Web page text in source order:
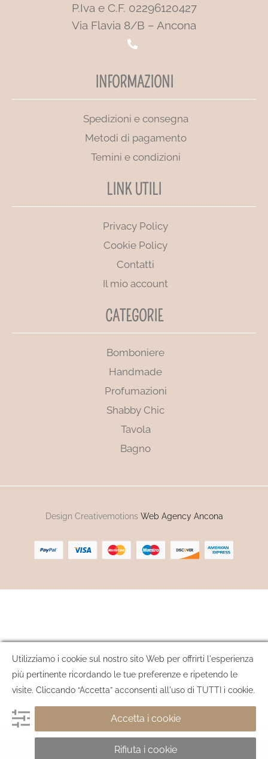
AGGIUNGI AL CARRELLO
P.Iva e C.F. 02296120427
Via Flavia 8/B – Ancona
INFORMAZIONI
Spedizioni e consegna
Metodi di pagamento
Temini e condizioni
LINK UTILI
Privacy Policy
Cookie Policy
Contatti
Il mio account
CATEGORIE
Bomboniere
Handmade
Profumazioni
Shabby Chic
Tavola
Bagno
Design Creativemotions Web Agency Ancona
Utilizziamo i cookie sul nostro sito Web per offrirti l'esperienza
più pertinente ricordando le tue preferenze e ripetendo le
visite. Cliccando “Accetta” acconsenti all'uso di TUTTI i cookie.
Accetta i cookie
Rifiuta i cookie